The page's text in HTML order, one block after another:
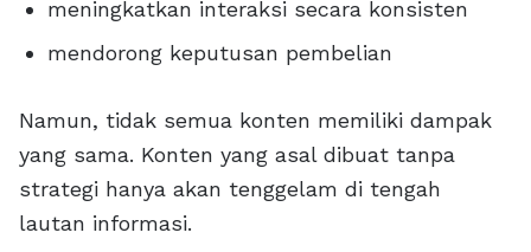
meningkatkan interaksi secara konsisten
mendorong keputusan pembelian
Namun, tidak semua konten memiliki dampak
yang sama. Konten yang asal dibuat tanpa
strategi hanya akan tenggelam di tengah
lautan informasi.